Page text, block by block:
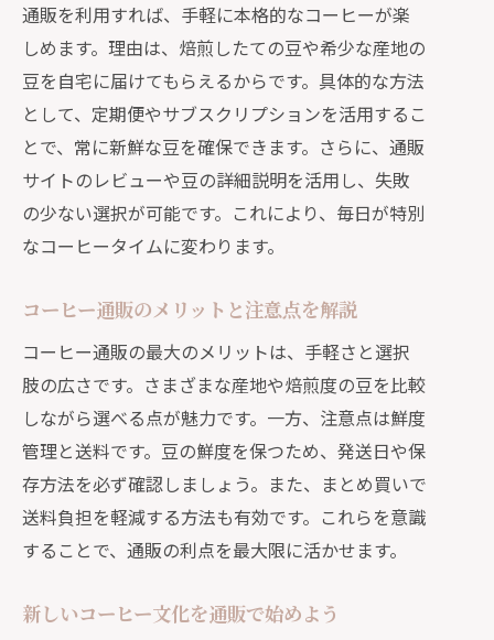
コスパと品質を両立する通販の秘訣
通販で得するコーヒー豆選びのポイン
ト
健康に配慮した通販コーヒーの楽しみ方
健康に嬉しい通販コーヒーの選び方と
コツ
通販で選ぶヘルシーコーヒーの注目ポ
カフェインや成分を考えた通販活用術
通販コーヒーで毎日を健やかに過ごす
方法
健康志向におすすめの通販豆活用法
通販で実践できる健康的な飲み方の工
夫
定期便利用で毎日新鮮なコーヒーを味わう
しむ
通販を利用すれば、手軽に本格的なコーヒーが楽
しめます。理由は、焙煎したての豆や希少な産地の
豆を自宅に届けてもらえるからです。具体的な方法
として、定期便やサブスクリプションを活用するこ
とで、常に新鮮な豆を確保できます。さらに、通販
サイトのレビューや豆の詳細説明を活用し、失敗
の少ない選択が可能です。これにより、毎日が特別
なコーヒータイムに変わります。
コーヒー通販のメリットと注意点を解説
コーヒー通販の最大のメリットは、手軽さと選択
肢の広さです。さまざまな産地や焙煎度の豆を比較
しながら選べる点が魅力です。一方、注意点は鮮度
管理と送料です。豆の鮮度を保つため、発送日や保
存方法を必ず確認しましょう。また、まとめ買いで
送料負担を軽減する方法も有効です。これらを意識
することで、通販の利点を最大限に活かせます。
新しいコーヒー文化を通販で始めよう